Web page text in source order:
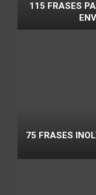
115 FRASES
75 FRASES